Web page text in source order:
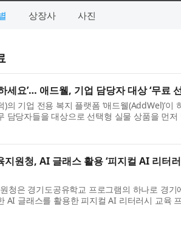
상장사 사진
세요’… 애드웰, 기업 담당자 대상 ‘무료
의 기업 전용 복지 플랫폼 ‘애드웰(AddWel)’이
담당자들을 대상으로 선택형 실물 상품을 먼저
밝혔다. 이벤트는 준비된 실물 선...
원청, AI 글래스 활용 ‘피지컬 AI 리터
청은 경기도공유학교 프로그램의 하나로 경기
AI 글래스를 활용한 피지컬 AI 리터러시 교육
25일 성공적으로 마무리했다. 프로그램...